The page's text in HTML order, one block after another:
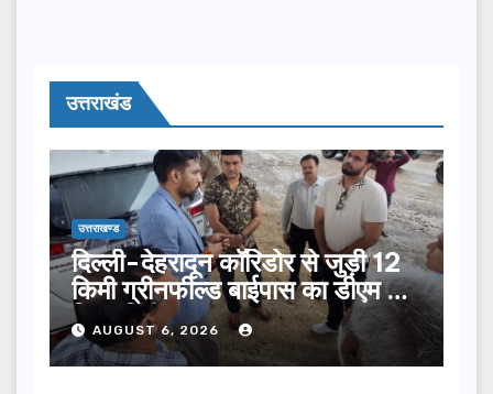
उत्तराखंड
उत्तराखण्ड
दिल्ली-देहरादून कॉरिडोर से जुड़ी 12
किमी ग्रीनफील्ड बाईपास का डीएम ने
किया निरीक्षण…
AUGUST 6, 2026